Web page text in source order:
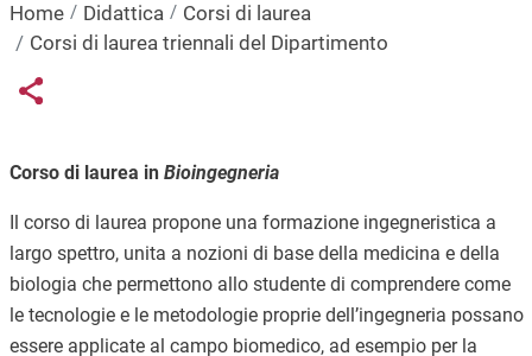
Home Didattica
Corsi di laurea
Corsi di laurea triennali del Dipartimento
Links condivisione social
Share button
Corso di laurea in Bioingegneria
Il corso di laurea propone una formazione ingegneristica a
largo spettro, unita a nozioni di base della medicina e della
biologia che permettono allo studente di comprendere come
le tecnologie e le metodologie proprie dell’ingegneria possano
essere applicate al campo biomedico, ad esempio per la